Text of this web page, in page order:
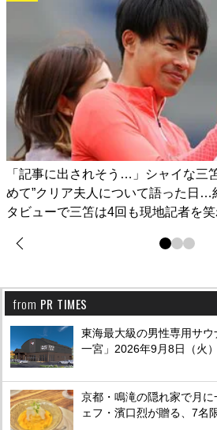
「記事に出されそう…」シャイな三
めて”クリア夫人について語った日…
タビューで三笘は4回も現地記者を
from PR TIMES
東海最大級の男性専用サ
一宮」2026年9月8日（⽕
京都・鳴滝の隠れ家で月
ェフ・濱口烈が贈る、7名